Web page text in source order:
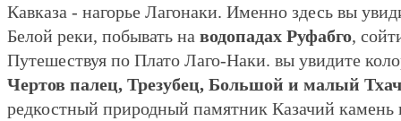
Кавказа - нагорье Лагонаки. Именно здесь вы
Белой реки, побывать на водопадах Руфабго,
Путешествуя по Плато Лаго-Наки. вы увидите
Чертов палец, Трезубец, Большой и малый Тхач
редкостный природный памятник Казачий камень